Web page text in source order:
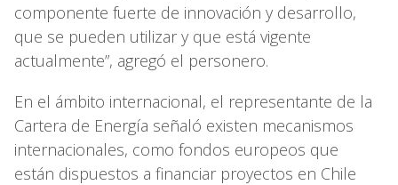
componente fuerte de innovación y desarrollo,
que se pueden utilizar y que está vigente
actualmente”, agregó el personero.
En el ámbito internacional, el representante de la
Cartera de Energía señaló existen mecanismos
internacionales, como fondos europeos que
están dispuestos a financiar proyectos en Chile